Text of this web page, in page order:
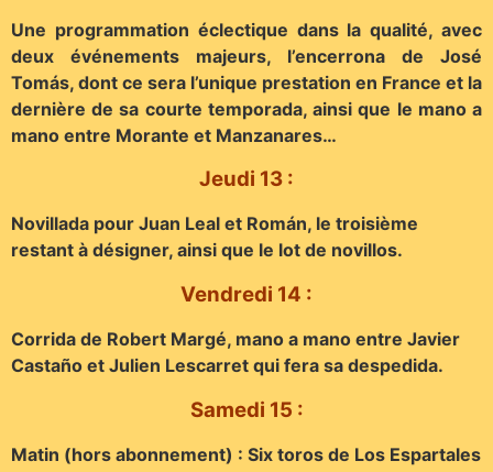
Une programmation éclectique dans la qualité, avec
deux événements majeurs, l’encerrona de José
Tomás, dont ce sera l’unique prestation en France et la
dernière de sa courte temporada, ainsi que le mano a
mano entre Morante et Manzanares…
Jeudi 13 :
Novillada pour Juan Leal et Román, le troisième
restant à désigner, ainsi que le lot de novillos.
Vendredi 14 :
Corrida de Robert Margé, mano a mano entre Javier
Castaño et Julien Lescarret qui fera sa despedida.
Samedi 15 :
Matin (hors abonnement) : Six toros de Los Espartales